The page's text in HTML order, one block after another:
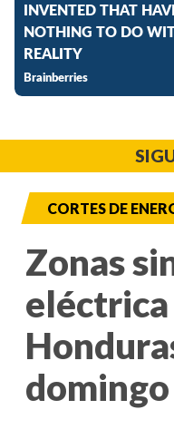
CORTES DE
Zonas
eléctrica